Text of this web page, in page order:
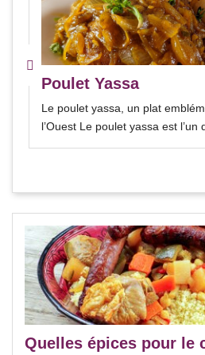
Poulet Yassa
Le poulet yassa, un plat
l’Ouest Le poulet yassa est l’un
Quelles épices pour le